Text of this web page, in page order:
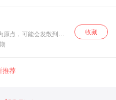
原点，可能会发散到各
成员为两名女性游戏玩
UP，分别是：1号玩家
里，按下START键，就
目适合—— ✅ “轻中重
期
收藏
推荐